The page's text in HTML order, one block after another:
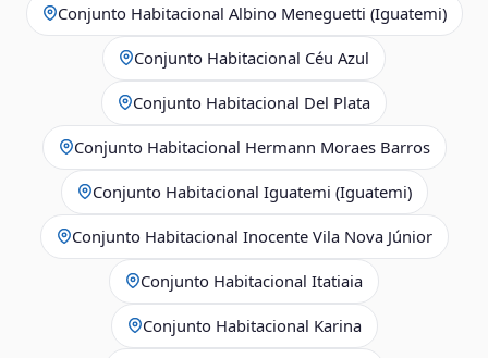
Conjunto Habitacional Albino Meneguetti (Iguatemi)
Conjunto Habitacional Céu Azul
Conjunto Habitacional Del Plata
Conjunto Habitacional Hermann Moraes Barros
Conjunto Habitacional Iguatemi (Iguatemi)
Conjunto Habitacional Inocente Vila Nova Júnior
Conjunto Habitacional Itatiaia
Conjunto Habitacional Karina